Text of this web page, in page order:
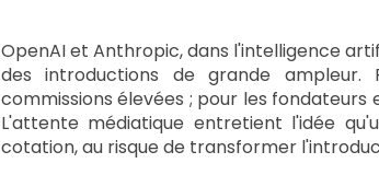
OpenAI et Anthropic, dans l'intelligence
des introductions de grande ampleur.
commissions élevées ; pour les
L'attente médiatique entretient l'idée
cotation, au risque de transformer